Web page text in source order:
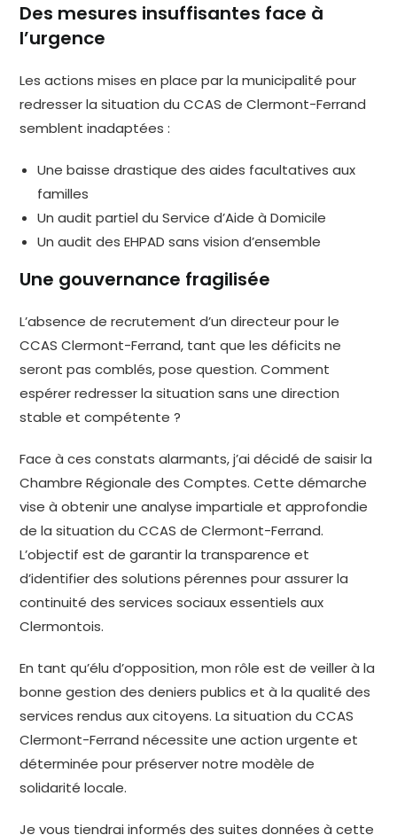
Des mesures insuffisantes face à
l’urgence
Les actions mises en place par la municipalité pour
redresser la situation du CCAS de Clermont-Ferrand
semblent inadaptées :
Une baisse drastique des aides facultatives aux
familles
Un audit partiel du Service d’Aide à Domicile
Un audit des EHPAD sans vision d’ensemble
Une gouvernance fragilisée
L’absence de recrutement d’un directeur pour le
CCAS Clermont-Ferrand, tant que les déficits ne
seront pas comblés, pose question. Comment
espérer redresser la situation sans une direction
stable et compétente ?
Face à ces constats alarmants, j’ai décidé de saisir la
Chambre Régionale des Comptes. Cette démarche
vise à obtenir une analyse impartiale et approfondie
de la situation du CCAS de Clermont-Ferrand.
L’objectif est de garantir la transparence et
d’identifier des solutions pérennes pour assurer la
continuité des services sociaux essentiels aux
Clermontois.
En tant qu’élu d’opposition, mon rôle est de veiller à la
bonne gestion des deniers publics et à la qualité des
services rendus aux citoyens. La situation du CCAS
Clermont-Ferrand nécessite une action urgente et
déterminée pour préserver notre modèle de
solidarité locale.
Je vous tiendrai informés des suites données à cette